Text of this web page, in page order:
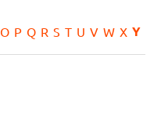
O P Q R S T U V W X Y